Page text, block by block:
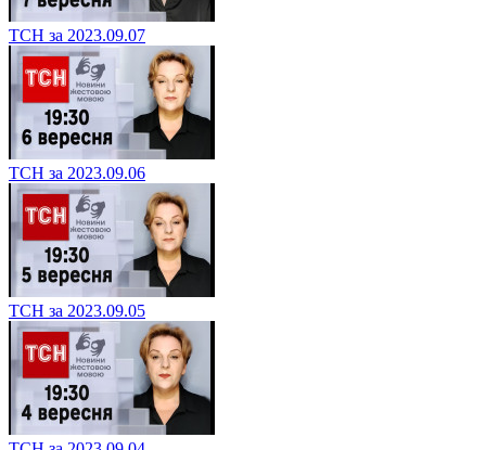
ТСН за 2023.09.07
ТСН за 2023.09.06
ТСН за 2023.09.05